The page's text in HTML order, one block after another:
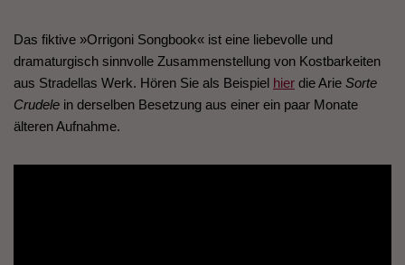
Das fiktive »Orrigoni Songbook« ist eine liebevolle und
dramaturgisch sinnvolle Zusammenstellung von Kostbarkeiten
aus Stradellas Werk. Hören Sie als Beispiel hier die Arie Sorte
Crudele in derselben Besetzung aus einer ein paar Monate
älteren Aufnahme.